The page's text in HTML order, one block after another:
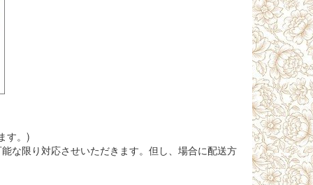
す。)
な限り対応させいただきます。但し、場合に配送方